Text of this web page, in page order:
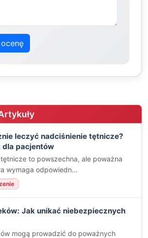
leczyć nadciśnienie tętnicze?
dla pacjentów
to powszechna, ale poważna
wymaga odpowiedn...
Jak unikać niebezpiecznych
mogą prowadzić do poważnych